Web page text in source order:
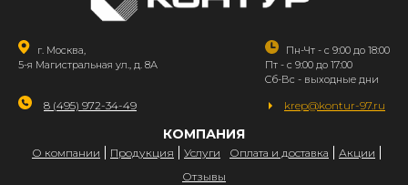
г. Москва,
5-я Магистральная ул., д. 8А
Пн-Чт - с 9:00 до 18:00
Пт - с 9:00 до 17:00
Сб-Вс - выходные дни
8 (495) 972-34-49 krep@kontur-97.ru
КОМПАНИЯ
О компании Продукция Услуги Оплата и доставка
Акции
Отзывы